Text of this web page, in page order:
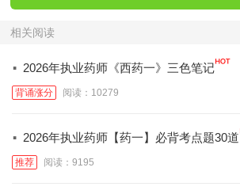
相关阅读
· 2026年执业药师《西药一》三色笔记
背诵涨分 阅读：10279
· 2026年执业药师【药一】必背考点题30道
推荐 阅读：9195